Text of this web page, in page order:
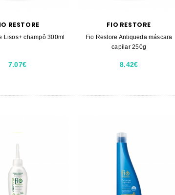
RESTORE
Lisos+ champô 300ml
7.07€
FIO RESTORE
Fio Restore Antiqueda máscara
capilar 250g
8.42€